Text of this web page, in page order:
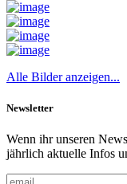
Alle Bilder anzeigen...
Newsletter
Wenn ihr unseren
jährlich aktuelle Infos